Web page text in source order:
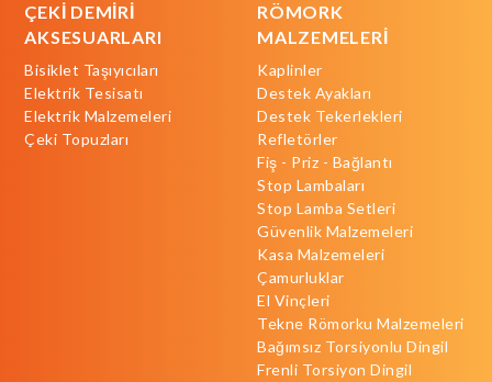
ÇEKİ DEMİRİ
AKSESUARLARI
Bisiklet Taşıyıcıları
Elektrik Tesisatı
Elektrik Malzemeleri
Çeki Topuzları
RÖMORK
MALZEMELERİ
Kaplinler
Destek Ayakları
Destek Tekerlekleri
Refletörler
Fiş - Priz - Bağlantı
Stop Lambaları
Stop Lamba Setleri
Güvenlik Malzemeleri
Kasa Malzemeleri
Çamurluklar
El Vinçleri
Tekne Römorku Malzemeleri
Bağımsız Torsiyonlu Dingil
Frenli Torsiyon Dingil